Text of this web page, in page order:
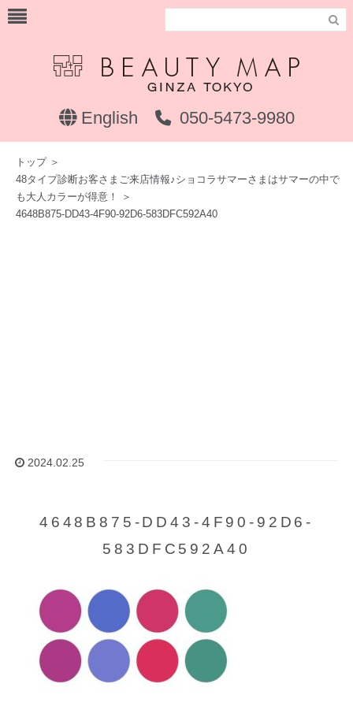

English 050-5473-9980
トップ＞
48タイプ診断お客さまご来店情報♪ショコラサマーさまはサマーの中で
も大人カラーが得意！
＞
4648B875-DD43-4F90-92D6-583DFC592A40
2024.02.25
4648B875-DD43-4F90-92D6-
583DFC592A40